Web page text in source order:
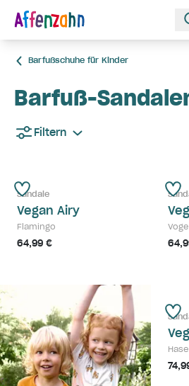
Barfußschuhe für Kinder
Barfuß-
Filtern
Sandale
Vegan Airy
Flamingo
64,99 €
Vogel
Hase